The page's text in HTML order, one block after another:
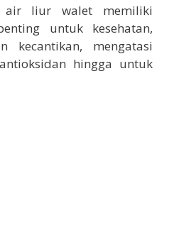
air liur walet memiliki
untuk kesehatan,
kecantikan, mengatasi
hingga untuk